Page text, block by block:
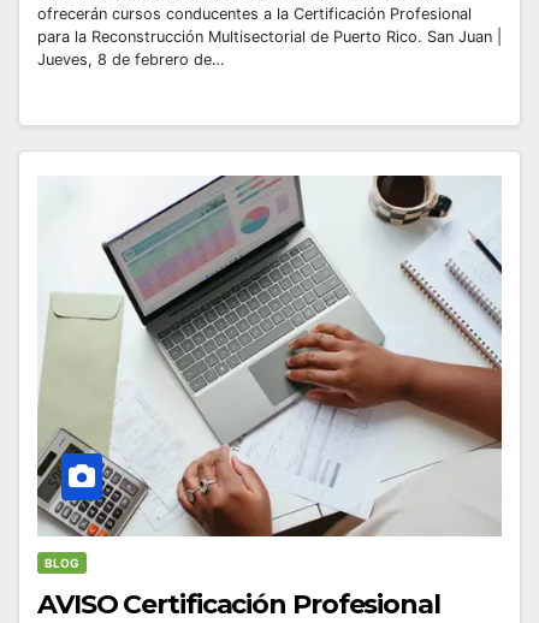
ofrecerán cursos conducentes a la Certificación Profesional
para la Reconstrucción Multisectorial de Puerto Rico. San Juan |
Jueves, 8 de febrero de…
BLOG
AVISO Certificación Profesional